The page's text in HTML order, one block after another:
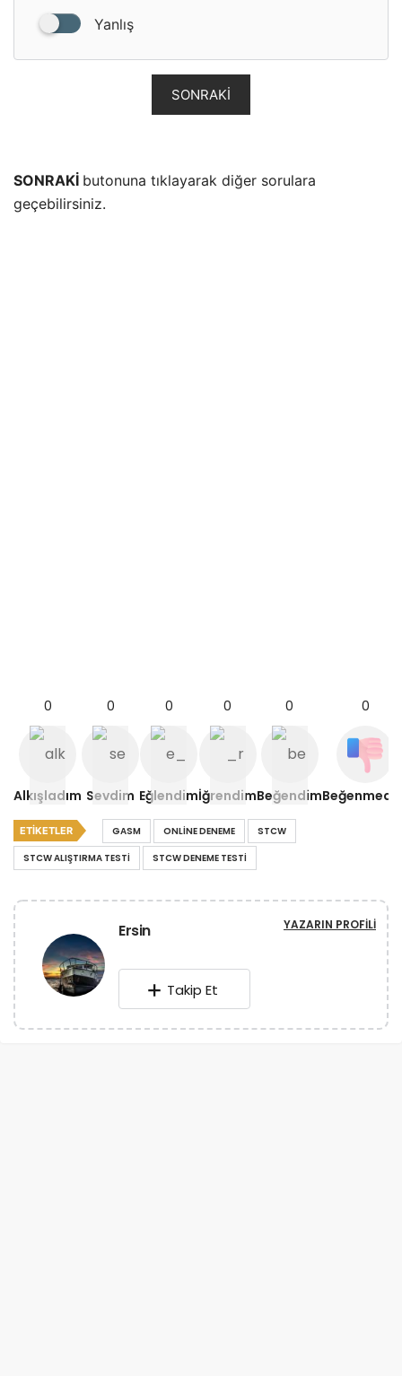
Yanlış
SONRAKI
SONRAKİ butonuna tıklayarak diğer sorulara
geçebilirsiniz.
0
Alkışladım
0
Sevdim
0
Eğlendim
0
İğrendim
0
Beğendim
0
ETIKETLER GASM ONLINE DENEME
STCW
STCW ALIŞTIRMA TESTI
STCW DENEME TESTI
Ersin YAZARIN PROFILI
Takip Et